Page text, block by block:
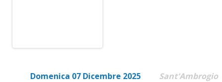
Domenica 07 Dicembre 2025 Sant'Ambrogio